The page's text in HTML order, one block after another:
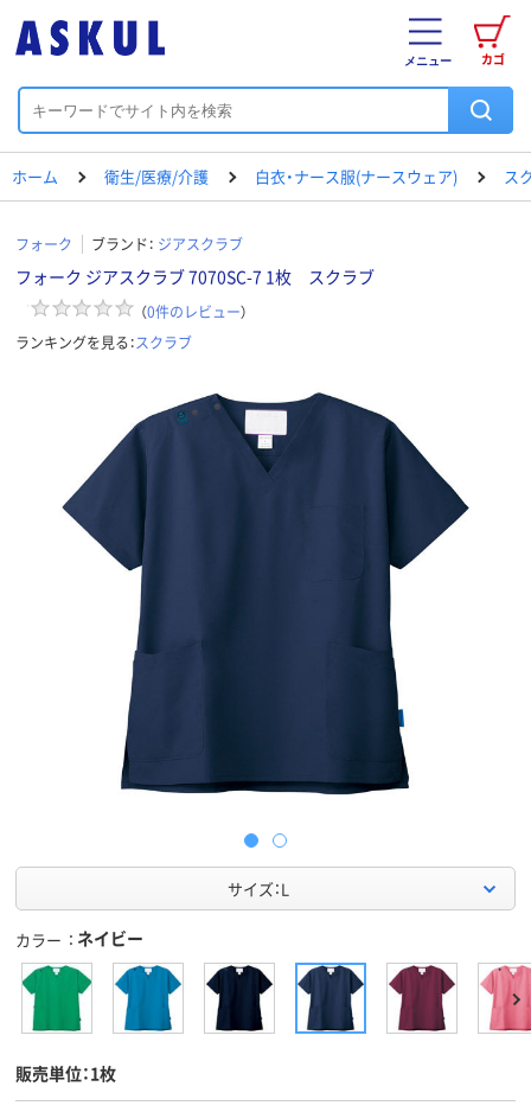
カゴ
メニュー
ホーム 衛生/医療/介護 白衣・ナース服(ナースウェア) ス
フォーク ブランド： ジアスクラブ
フォーク ジアスクラブ 7070SC-7 1枚 スクラブ
（0件のレビュー）
ランキングを見る：スクラブ
サイズ：L
カラー ネイビー
販売単位：1枚